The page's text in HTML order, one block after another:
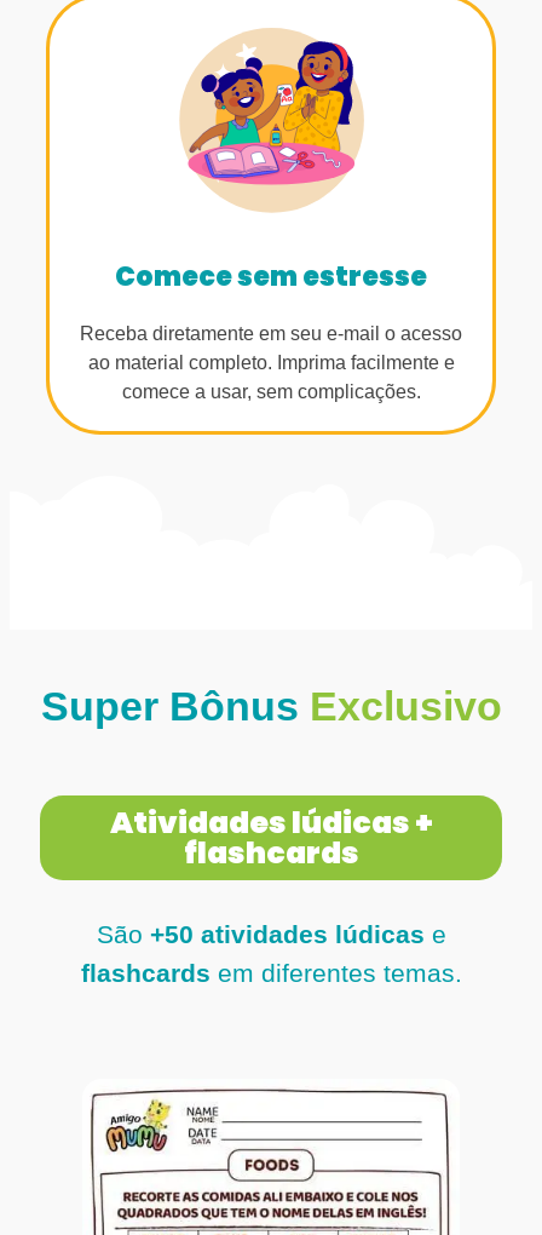
Comece sem estresse
Receba diretamente em seu e-mail o acesso
ao material completo. Imprima facilmente e
comece a usar, sem complicações.
Super Bônus Exclusivo
Atividades lúdicas +
flashcards
São +50 atividades lúdicas e
flashcards em diferentes temas.